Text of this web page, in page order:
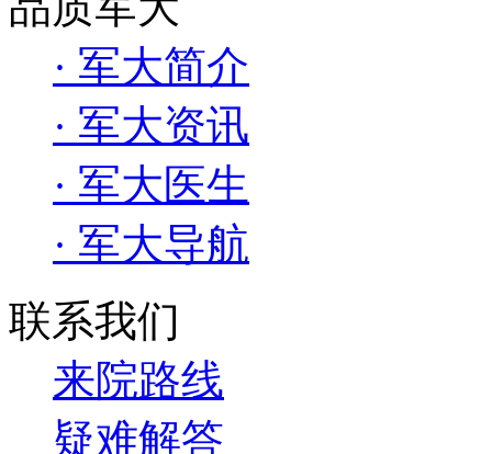
· 军大简介
· 军大资讯
· 军大医生
· 军大导航
联系我们
来院路线
疑难解答